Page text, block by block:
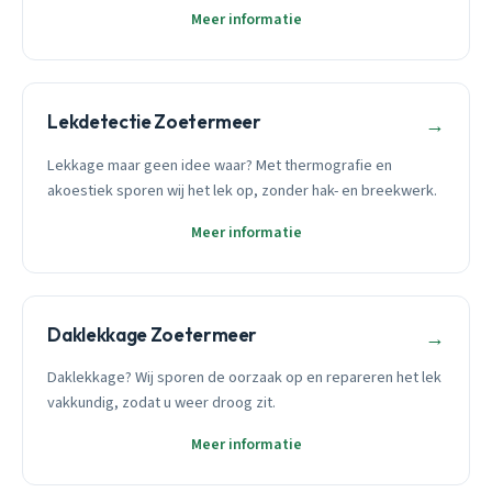
Meer informatie
Lekdetectie Zoetermeer →
Lekkage maar geen idee waar? Met thermografie en
akoestiek sporen wij het lek op, zonder hak- en breekwerk.
Meer informatie
Daklekkage Zoetermeer →
Daklekkage? Wij sporen de oorzaak op en repareren het lek
vakkundig, zodat u weer droog zit.
Meer informatie